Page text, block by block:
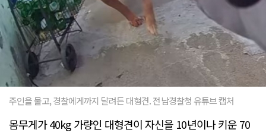
주인을 물고, 경찰에게까지 달려든 대형견. 전남경찰청 유튜브 캡처
몸무게가 40kg 가량인 대형견이 자신을 10년이나 키운 70